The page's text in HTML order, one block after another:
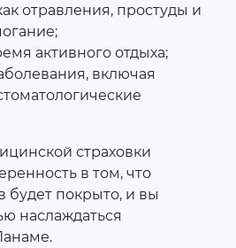
отравления, простуды и
активного отдыха;
включая
страховки
в том, что
будет покрыто, и вы
наслаждаться